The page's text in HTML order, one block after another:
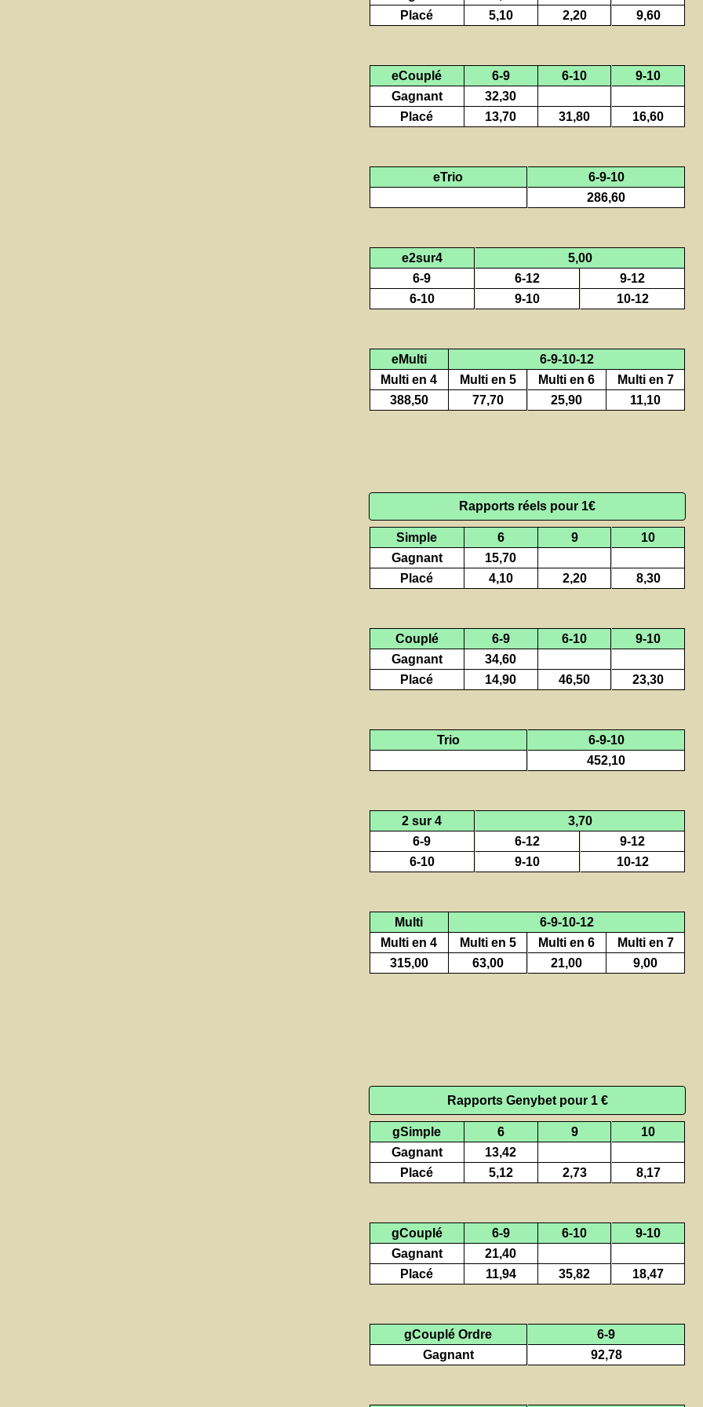
Placé
5,10 2,20 9,60
eCouplé 6-9 6-10
9-10
Gagnant
32,30
Placé
13,70 31,80 16,60
eTrio
6-9-10
286,60
e2sur4
5,00
6-9
6-12
9-12
6-10
9-10 10-12
eMulti
6-9-10-12
Multi en 4
Multi en 5 Multi en 6
Multi en 7
388,50
77,70 25,90 11,10
Rapports réels pour 1€
Simple 6 9
10
Gagnant
15,70
Placé
4,10 2,20 8,30
Couplé 6-9 6-10
9-10
Gagnant
34,60
Placé
14,90 46,50 23,30
Trio
6-9-10
452,10
2 sur 4
3,70
6-9
6-12
9-12
6-10
9-10 10-12
Multi
6-9-10-12
Multi en 4
Multi en 5 Multi en 6
Multi en 7
315,00
63,00 21,00 9,00
Rapports Genybet pour 1 €
gSimple 6 9
10
Gagnant
13,42
Placé
5,12 2,73 8,17
gCouplé 6-9 6-10
9-10
Gagnant
21,40
Placé
11,94 35,82 18,47
gCouplé Ordre
6-9
Gagnant
92,78